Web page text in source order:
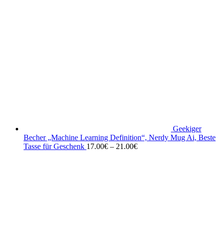
Geekiger
Becher „Machine Learning Definition“, Nerdy Mug Ai, Beste
Tasse für Geschenk 17.00€ – 21.00€